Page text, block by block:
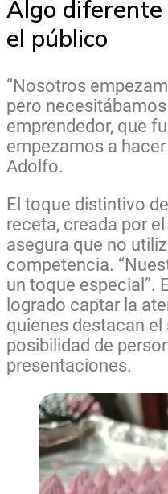
Algo
el público
“Nosotros
pero
emprendedor, que
empezamos a
Adolfo.
El toque distintivo de
receta, creada por
asegura que no
competencia.
un toque especial”.
logrado captar la
quienes destacan
posibilidad de
presentaciones.